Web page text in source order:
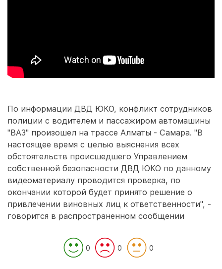
По информации ДВД ЮКО, конфликт сотрудников
полиции с водителем и пассажиром автомашины
"ВАЗ" произошел на трассе Алматы - Самара. "В
настоящее время с целью выяснения всех
обстоятельств происшедшего Управлением
собственной безопасности ДВД ЮКО по данному
видеоматериалу проводится проверка, по
окончании которой будет принято решение о
привлечении виновных лиц к ответственности", -
говорится в распространенном сообщении
0 0 0